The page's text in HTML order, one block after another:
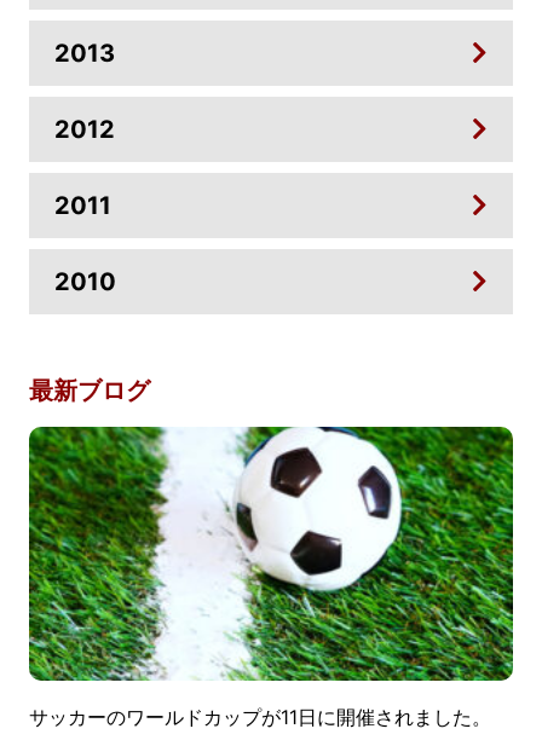
2013
2012
2011
2010
最新ブログ
サッカーのワールドカップが11日に開催されました。